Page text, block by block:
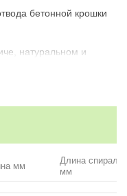
бетонной крошки
натуральном и
мм
Длина спирали
мм